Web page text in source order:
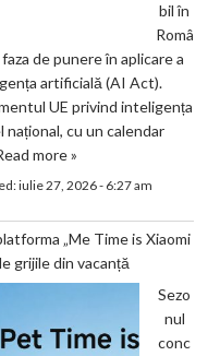
bil în
Româ
de punere în aplicare a
artificială (AI Act).
UE privind inteligența
național, cu un calendar
more »
iulie 27, 2026 - 6:27 am
„Me Time is Xiaomi
grijile din vacanță
Sezo
nul
conc